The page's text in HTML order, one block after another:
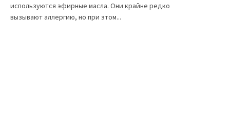
используются эфирные масла. Они крайне редко
вызывают аллергию, но при этом...